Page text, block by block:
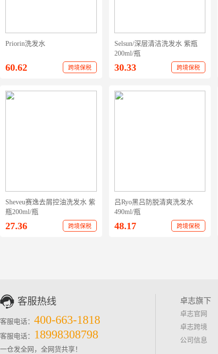
Priorin洗发水
60.62 跨境保税
Selsun/深层清洁洗发水 紫瓶
200ml/瓶
30.33 跨境保税
Sheveu赛逸去屑控油洗发水 紫
瓶200ml/瓶
27.36 跨境保税
吕Ryo黑吕防脱清爽洗发水
490ml/瓶
48.17 跨境保税
客服热线
客服电话： 400-663-1818
客服电话： 18998308798
一仓发全网，全网货共享！
卓志旗下
卓志官网
卓志跨境
公司信息